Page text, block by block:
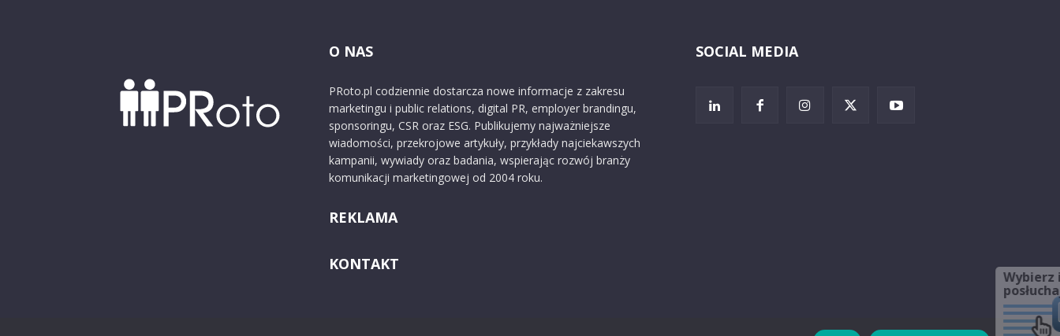
O NAS
PRoto.pl codziennie dostarcza nowe informacje z zakresu
marketingu i public relations, digital PR, employer brandingu,
sponsoringu, CSR oraz ESG. Publikujemy najważniejsze
wiadomości, przekrojowe artykuły, przykłady najciekawszych
kampanii, wywiady oraz badania, wspierając rozwój branży
komunikacji marketingowej od 2004 roku.
REKLAMA
KONTAKT
SOCIAL MEDIA
Wybierz i
posłuchaj